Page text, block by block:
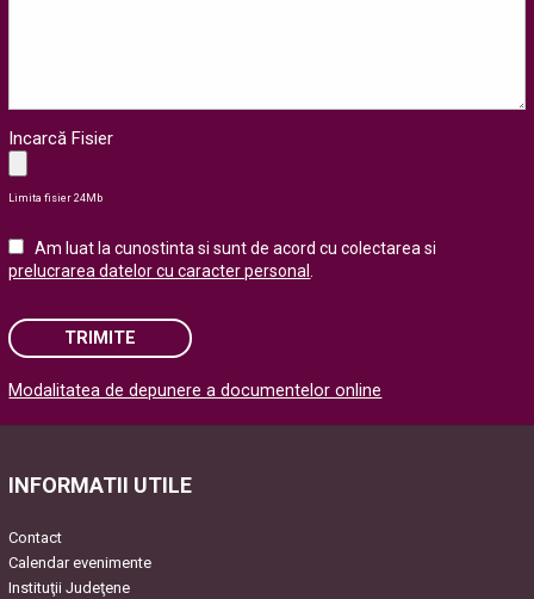
Incarcă Fisier
Limita fisier 24Mb
Am luat la cunostinta si sunt de acord cu colectarea si
prelucrarea datelor cu caracter personal
TRIMITE
Please leave this field empty.
Modalitatea de depunere a documentelor online
INFORMATII UTILE
Contact
Calendar evenimente
Instituţii Judeţene